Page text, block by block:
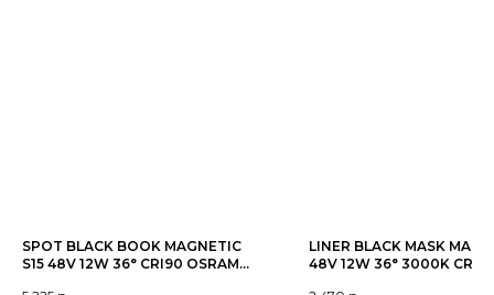
SPOT BLACK BOOK MAGNETIC
S15 48V 12W 36° CRI90 OSRAM
LINER BLACK MASK
48V 12W 36° 3000K